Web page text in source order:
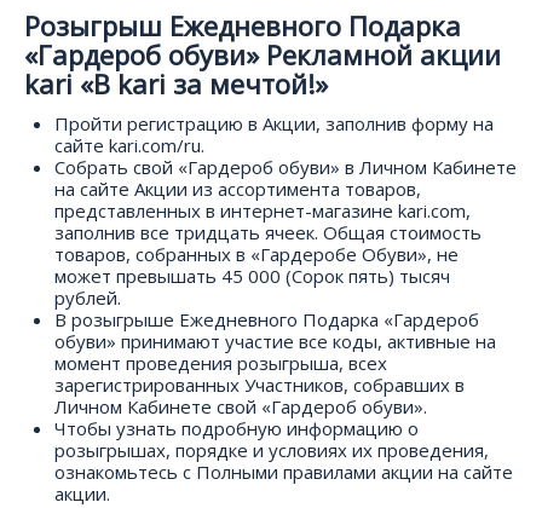
Розыгрыш Ежедневного Подарка
«Гардероб обуви» Рекламной акции
kari «В kari за мечтой!»
Пройти регистрацию в Акции, заполнив форму на
сайте kari.com/ru.
Собрать свой «Гардероб обуви» в Личном Кабинете
на сайте Акции из ассортимента товаров,
представленных в интернет-магазине kari.com,
заполнив все тридцать ячеек. Общая стоимость
товаров, собранных в «Гардеробе Обуви», не
может превышать 45 000 (Сорок пять) тысяч
рублей.
В розыгрыше Ежедневного Подарка «Гардероб
обуви» принимают участие все коды, активные на
момент проведения розыгрыша, всех
зарегистрированных Участников, собравших в
Личном Кабинете свой «Гардероб обуви».
Чтобы узнать подробную информацию о
розыгрышах, порядке и условиях их проведения,
ознакомьтесь с Полными правилами акции на сайте
акции.